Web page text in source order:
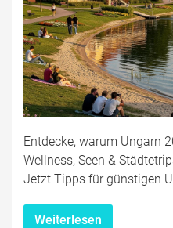
Entdecke, warum Ungarn
Wellness, Seen &
Jetzt Tipps für günstigen
Weiterlesen